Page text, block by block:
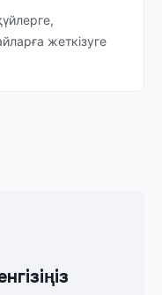
жеткізуге